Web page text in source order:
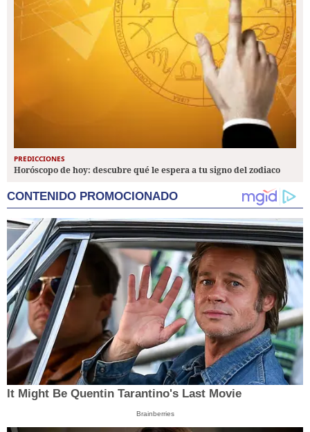
PREDICCIONES
Horóscopo de hoy: descubre qué le espera a tu signo del zodiaco
CONTENIDO PROMOCIONADO
It Might Be Quentin Tarantino's Last Movie
Brainberries